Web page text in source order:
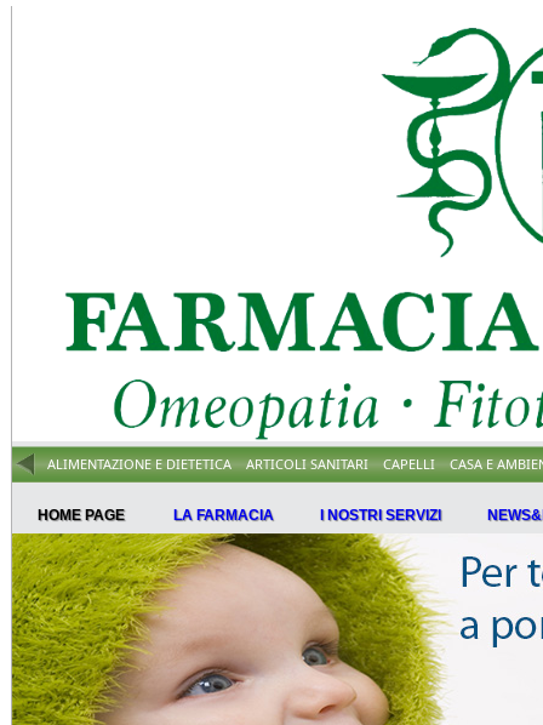
ALIMENTAZIONE E DIETETICA ARTICOLI SANITARI CAPELLI CASA E
HOME PAGE LA FARMACIA I NOSTRI SERVIZI